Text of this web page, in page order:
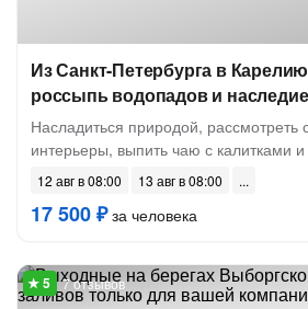
Из Санкт-Петербурга в
россыпь водопадов и
Насладиться природой, рассмотреть
интерьеры, выпить чаю с калитками
12 авг в 08:00 13 авг в 08:00
17 500 ₽за человека
7 отзывов